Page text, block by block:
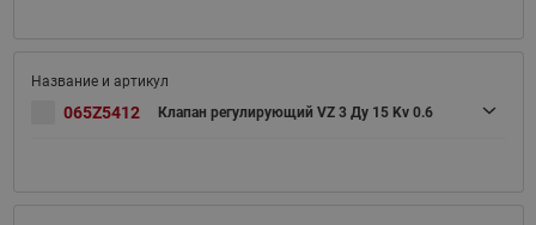
065Z5412 Клапан регулирующий VZ 3 Ду 15 Kv 0.6